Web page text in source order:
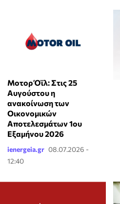
Μοτορ Όϊλ: Στις 25
Αυγούστου η
ανακοίνωση των
Οικονομικών
Αποτελεσμάτων 1ου
Εξαμήνου 2026
ienergeia.gr 08.07.2026 -
12:40